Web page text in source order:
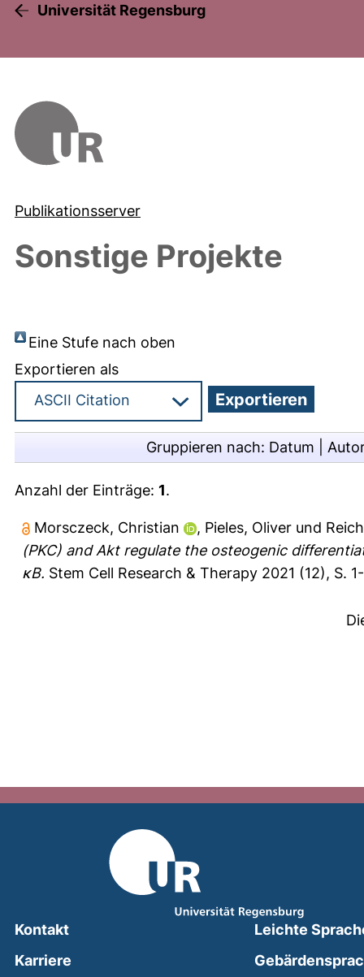
Universität Regensburg
Publikationsserver
Sonstige Projekte
Eine Stufe nach oben
Exportieren als
Gruppieren nach: Datum
Anzahl der Einträge: 1.
Morsczeck, Christian , Pieles, Oliver und
(PKC) and Akt regulate the osteogenic
κB. Stem Cell Research & Therapy 2021 (12), S.
Kontakt
Karriere
Leichte